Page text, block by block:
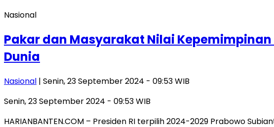
Nasional
Pakar dan Masyarakat Nilai
Dunia
Nasional | Senin, 23 September 2024 - 09:53 WIB
Senin, 23 September 2024 - 09:53 WIB
HARIANBANTEN.COM – Presiden RI terpilih 2024-2029 Prabowo